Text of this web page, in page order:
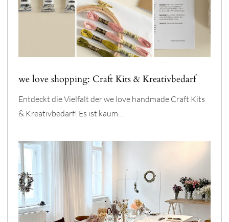
we love shopping: Craft Kits & Kreativbedarf
Entdeckt die Vielfalt der we love handmade Craft Kits
& Kreativbedarf! Es ist kaum…